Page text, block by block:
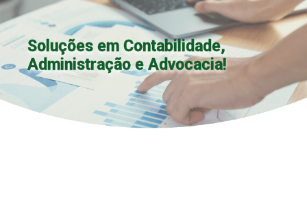
Soluções em Contabilidade,
Administração e Advocacia!